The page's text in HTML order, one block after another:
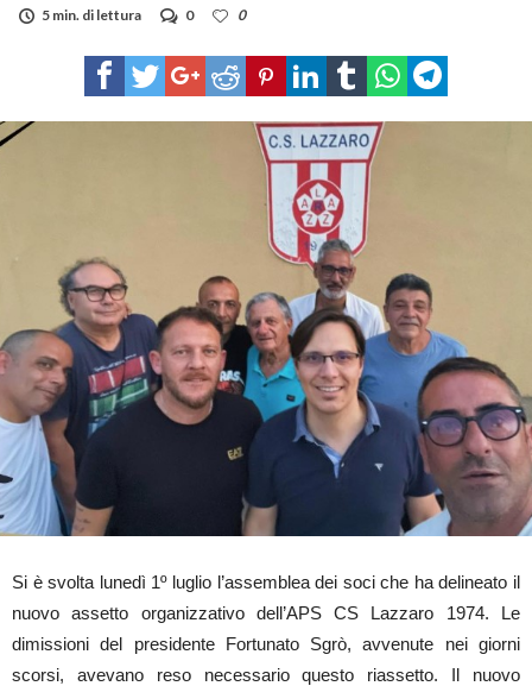
5 min. di lettura
0 0
Si è svolta lunedì 1º luglio l’assemblea dei soci che ha delineato il
nuovo assetto organizzativo dell’APS CS Lazzaro 1974. Le
dimissioni del presidente Fortunato Sgrò, avvenute nei giorni
scorsi, avevano reso necessario questo riassetto. Il nuovo